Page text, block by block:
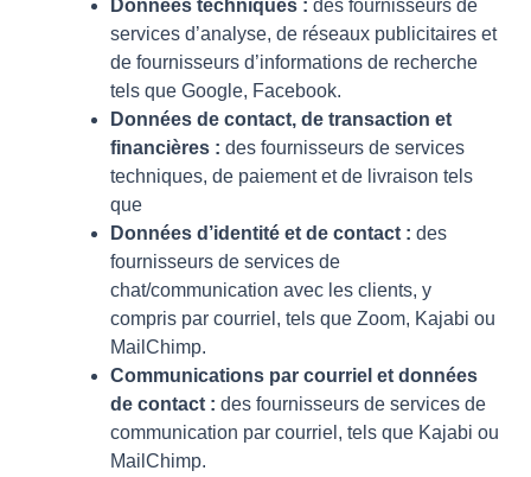
Données techniques : des fournisseurs de
services d’analyse, de réseaux publicitaires et
de fournisseurs d’informations de recherche
tels que Google, Facebook.
Données de contact, de transaction et
financières : des fournisseurs de services
techniques, de paiement et de livraison tels
que
Données d’identité et de contact : des
fournisseurs de services de
chat/communication avec les clients, y
compris par courriel, tels que Zoom, Kajabi ou
MailChimp.
Communications par courriel et données
de contact : des fournisseurs de services de
communication par courriel, tels que Kajabi ou
MailChimp.